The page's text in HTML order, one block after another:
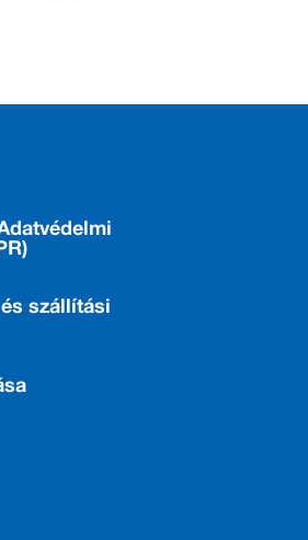
szállítási